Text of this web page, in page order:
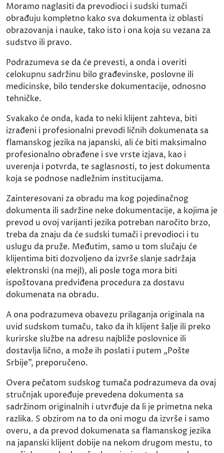
Moramo naglasiti da prevodioci i sudski tumači
obrađuju kompletno kako sva dokumenta iz oblasti
obrazovanja i nauke, tako isto i ona koja su vezana za
sudstvo ili pravo.
Podrazumeva se da će prevesti, a onda i overiti
celokupnu sadržinu bilo građevinske, poslovne ili
medicinske, bilo tenderske dokumentacije, odnosno
tehničke.
Svakako će onda, kada to neki klijent zahteva, biti
izrađeni i profesionalni prevodi ličnih dokumenata sa
flamanskog jezika na japanski, ali će biti maksimalno
profesionalno obrađene i sve vrste izjava, kao i
uverenja i potvrda, te saglasnosti, to jest dokumenta
koja se podnose nadležnim institucijama.
Zainteresovani za obradu ma kog pojedinačnog
dokumenta ili sadržine neke dokumentacije, a kojima je
prevod u ovoj varijanti jezika potreban naročito brzo,
treba da znaju da će sudski tumači i prevodioci i tu
uslugu da pruže. Međutim, samo u tom slučaju će
klijentima biti dozvoljeno da izvrše slanje sadržaja
elektronski (na mejl), ali posle toga mora biti
ispoštovana predviđena procedura za dostavu
dokumenata na obradu.
A ona podrazumeva obavezu prilaganja originala na
uvid sudskom tumaču, tako da ih klijent šalje ili preko
kurirske službe na adresu najbliže poslovnice ili
dostavlja lično, a može ih poslati i putem „Pošte
Srbije", preporučeno.
Overa pečatom sudskog tumača podrazumeva da ovaj
stručnjak upoređuje prevedena dokumenta sa
sadržinom originalnih i utvrđuje da li je primetna neka
razlika. S obzirom na to da oni mogu da izvrše i samo
overu, a da prevod dokumenata sa flamanskog jezika
na japanski klijent dobije na nekom drugom mestu, to